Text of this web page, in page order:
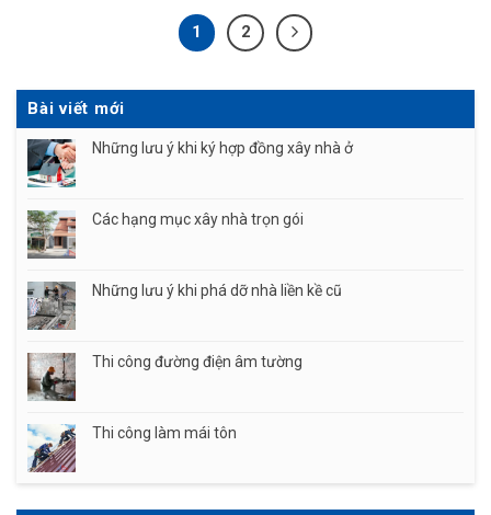
1 2
Bài viết mới
Những lưu ý khi ký hợp đồng xây nhà ở
Các hạng mục xây nhà trọn gói
Những lưu ý khi phá dỡ nhà liền kề cũ
Thi công đường điện âm tường
Thi công làm mái tôn